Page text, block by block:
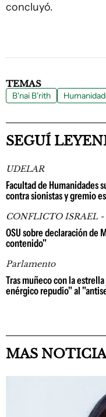
concluyó.
TEMAS
B'nai B'rith
SEGUÍ
UDELAR
Facultad de Humanidades
contra sionistas y gremio
CONFLICTO ISRAEL
OSU sobre declaración de
contenido"
Parlamento
Tras muñeco con la
enérgico repudio" al
MAS